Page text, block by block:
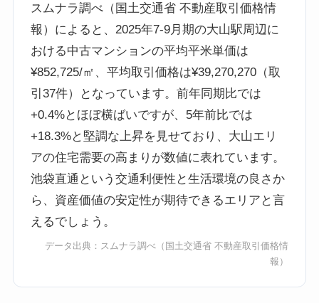
スムナラ調べ（国土交通省 不動産取引価格情
報）によると、2025年7-9月期の大山駅周辺に
おける中古マンションの平均平米単価は
¥852,725/㎡、平均取引価格は¥39,270,270（取
引37件）となっています。前年同期比では
+0.4%とほぼ横ばいですが、5年前比では
+18.3%と堅調な上昇を見せており、大山エリ
アの住宅需要の高まりが数値に表れています。
池袋直通という交通利便性と生活環境の良さか
ら、資産価値の安定性が期待できるエリアと言
えるでしょう。
データ出典： スムナラ調べ （国土交通省 不動産取引価格情
報）